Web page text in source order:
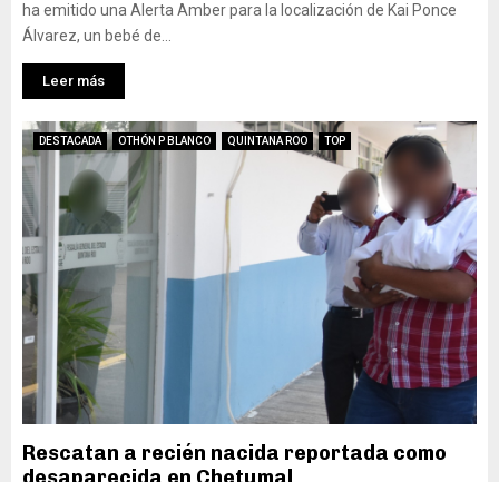
ha emitido una Alerta Amber para la localización de Kai Ponce
Álvarez, un bebé de...
Leer más
DESTACADA OTHÓN P BLANCO QUINTANA ROO TOP
Rescatan a recién nacida reportada como